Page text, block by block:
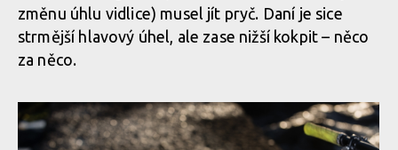
změnu úhlu vidlice) musel jít pryč. Daní je sice
strmější hlavový úhel, ale zase nižší kokpit – něco
za něco.